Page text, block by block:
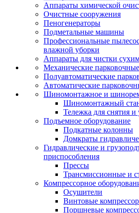
Аппараты химической
Очистные сооружения
Пеногенераторы
Подметальные машины
Профессиональные
влажной уборки
Аппараты для чистки
Механические
Полуавтоматические
Автоматические
Шиномонтажное и
Шиномонтажный
Тележка для снятия и
Подъемное оборудование
Подкатные колонны
Домкраты
Гидравлические и
приспособления
Прессы
Трансмиссионные и
Компрессорное
Осушители
Винтовые
Поршневые